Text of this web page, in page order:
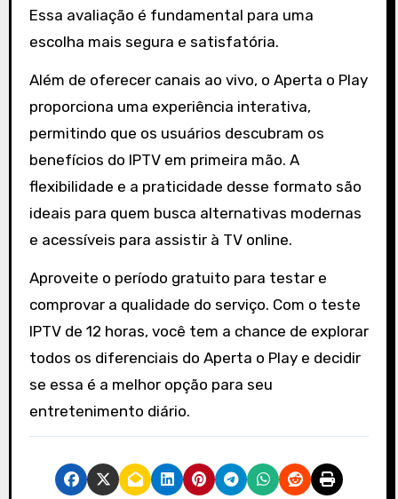
Essa avaliação é fundamental para uma
escolha mais segura e satisfatória.
Além de oferecer canais ao vivo, o Aperta o Play
proporciona uma experiência interativa,
permitindo que os usuários descubram os
benefícios do IPTV em primeira mão. A
flexibilidade e a praticidade desse formato são
ideais para quem busca alternativas modernas
e acessíveis para assistir à TV online.
Aproveite o período gratuito para testar e
comprovar a qualidade do serviço. Com o teste
IPTV de 12 horas, você tem a chance de explorar
todos os diferenciais do Aperta o Play e decidir
se essa é a melhor opção para seu
entretenimento diário.